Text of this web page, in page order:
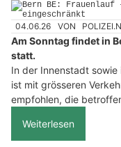
04.06.26 VON
Am Sonntag findet in
statt.
In der Innenstadt
ist mit grösseren
empfohlen, die
Weiterlesen